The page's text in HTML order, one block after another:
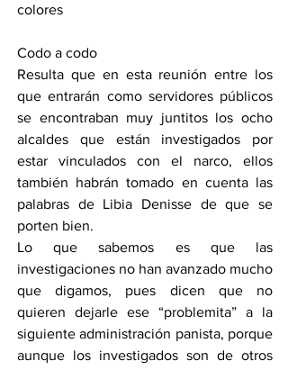
colores
Codo a codo
Resulta que en esta reunión entre los
que entrarán como servidores públicos
se encontraban muy juntitos los ocho
alcaldes que están investigados por
estar vinculados con el narco, ellos
también habrán tomado en cuenta las
palabras de Libia Denisse de que se
porten bien.
Lo que sabemos es que las
investigaciones no han avanzado mucho
que digamos, pues dicen que no
quieren dejarle ese “problemita” a la
siguiente administración panista, porque
aunque los investigados son de otros